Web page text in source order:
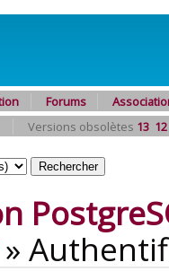
Forums
Versions obsolètes 13 12